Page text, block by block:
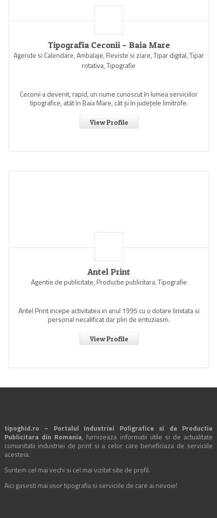
Tipografia Ceconii – Baia Mare
Agende si Calendare, Ambalaje, Reviste si ziare, Tipar digital, Tipar
rotativa, Tipografie
Ceconii a devenit, rapid, un nume cunoscut în lumea serviciilor
tipografice, atât în Baia Mare, cât şi în judeţele limitrofe.
View Profile
Antel Print
Agentie de publicitate, Productie publicitara, Tipografie
Antel Print incepe activitatea in anul 1995 cu o dotare limitata si
personal necalificat dar plin de entuziasm.
View Profile
tipoghid.ro – Portalul Industriei Poligrafice si de Productie
Publicitara din Romania, furnizeaza informatii utile si de actualitate
comunitatii industriei de print si a celor care beneficiaza de serviciile
acesteia.
Suntem cel mai vechi si cel mai vizitat site de profil.
Aici gasesti mai usor tipografia si serviciile de care ai nevoie!